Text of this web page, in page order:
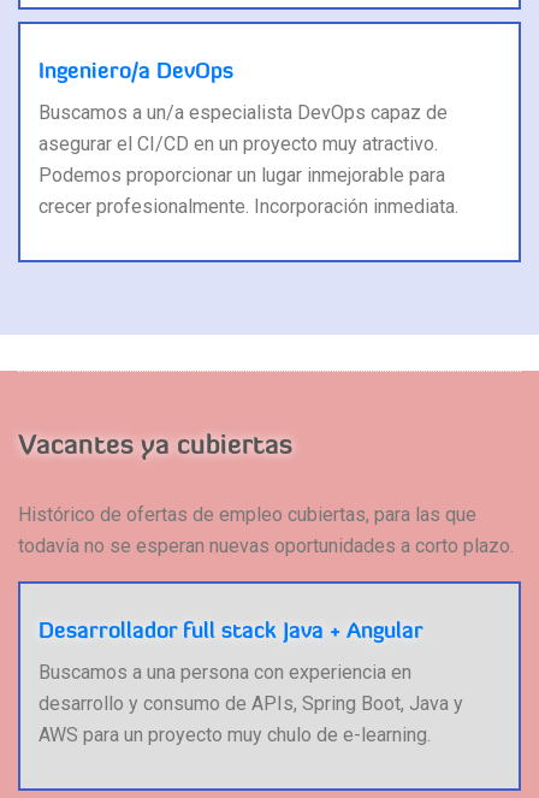
Ingeniero/a DevOps
Buscamos a un/a especialista DevOps capaz de
asegurar el CI/CD en un proyecto muy atractivo.
Podemos proporcionar un lugar inmejorable para
crecer profesionalmente. Incorporación inmediata.
Vacantes ya cubiertas
Histórico de ofertas de empleo cubiertas, para las que
todavía no se esperan nuevas oportunidades a corto plazo.
Desarrollador full stack Java + Angular
Buscamos a una persona con experiencia en
desarrollo y consumo de APIs, Spring Boot, Java y
AWS para un proyecto muy chulo de e-learning.